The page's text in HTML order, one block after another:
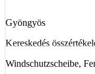
Gyöngyös
Kereskedés
Windschutzscheibe,